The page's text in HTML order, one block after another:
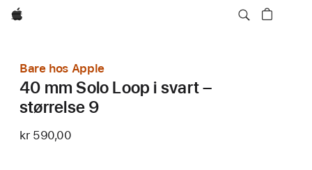
Apple
Bare hos Apple
40 mm Solo Loop i svart –
størrelse 9
kr 590,00